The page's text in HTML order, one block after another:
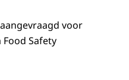
voor
Safety